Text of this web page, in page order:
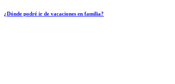
¿Dónde podré ir de vacaciones en familia?